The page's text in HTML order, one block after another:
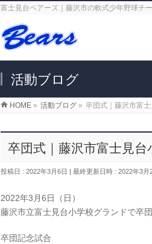
富士見台ベアーズ｜藤沢市の軟式少年野球チ
活動ブログ
HOME » 活動ブログ » 卒団式｜藤沢市富
卒団式｜藤沢市富士見台
投稿日 : 2022年3月6日 最終更新日時 : 2022年3月
2022年3月6日（日）
藤沢市立富士見台小学校グランドで卒
卒団記念試合